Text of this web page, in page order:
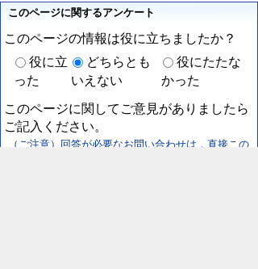
このページに関するアンケート
このページの情報は役に立ちましたか？
役に立
った
どちらとも
いえない
役にたたな
かった
このページに関してご意見がありましたら
ご記入ください。
（ご注意）回答が必要なお問い合わせは，直接この